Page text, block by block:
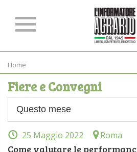
Home
Fiere e Convegni
25 Maggio 2022 Roma
Come valutare le